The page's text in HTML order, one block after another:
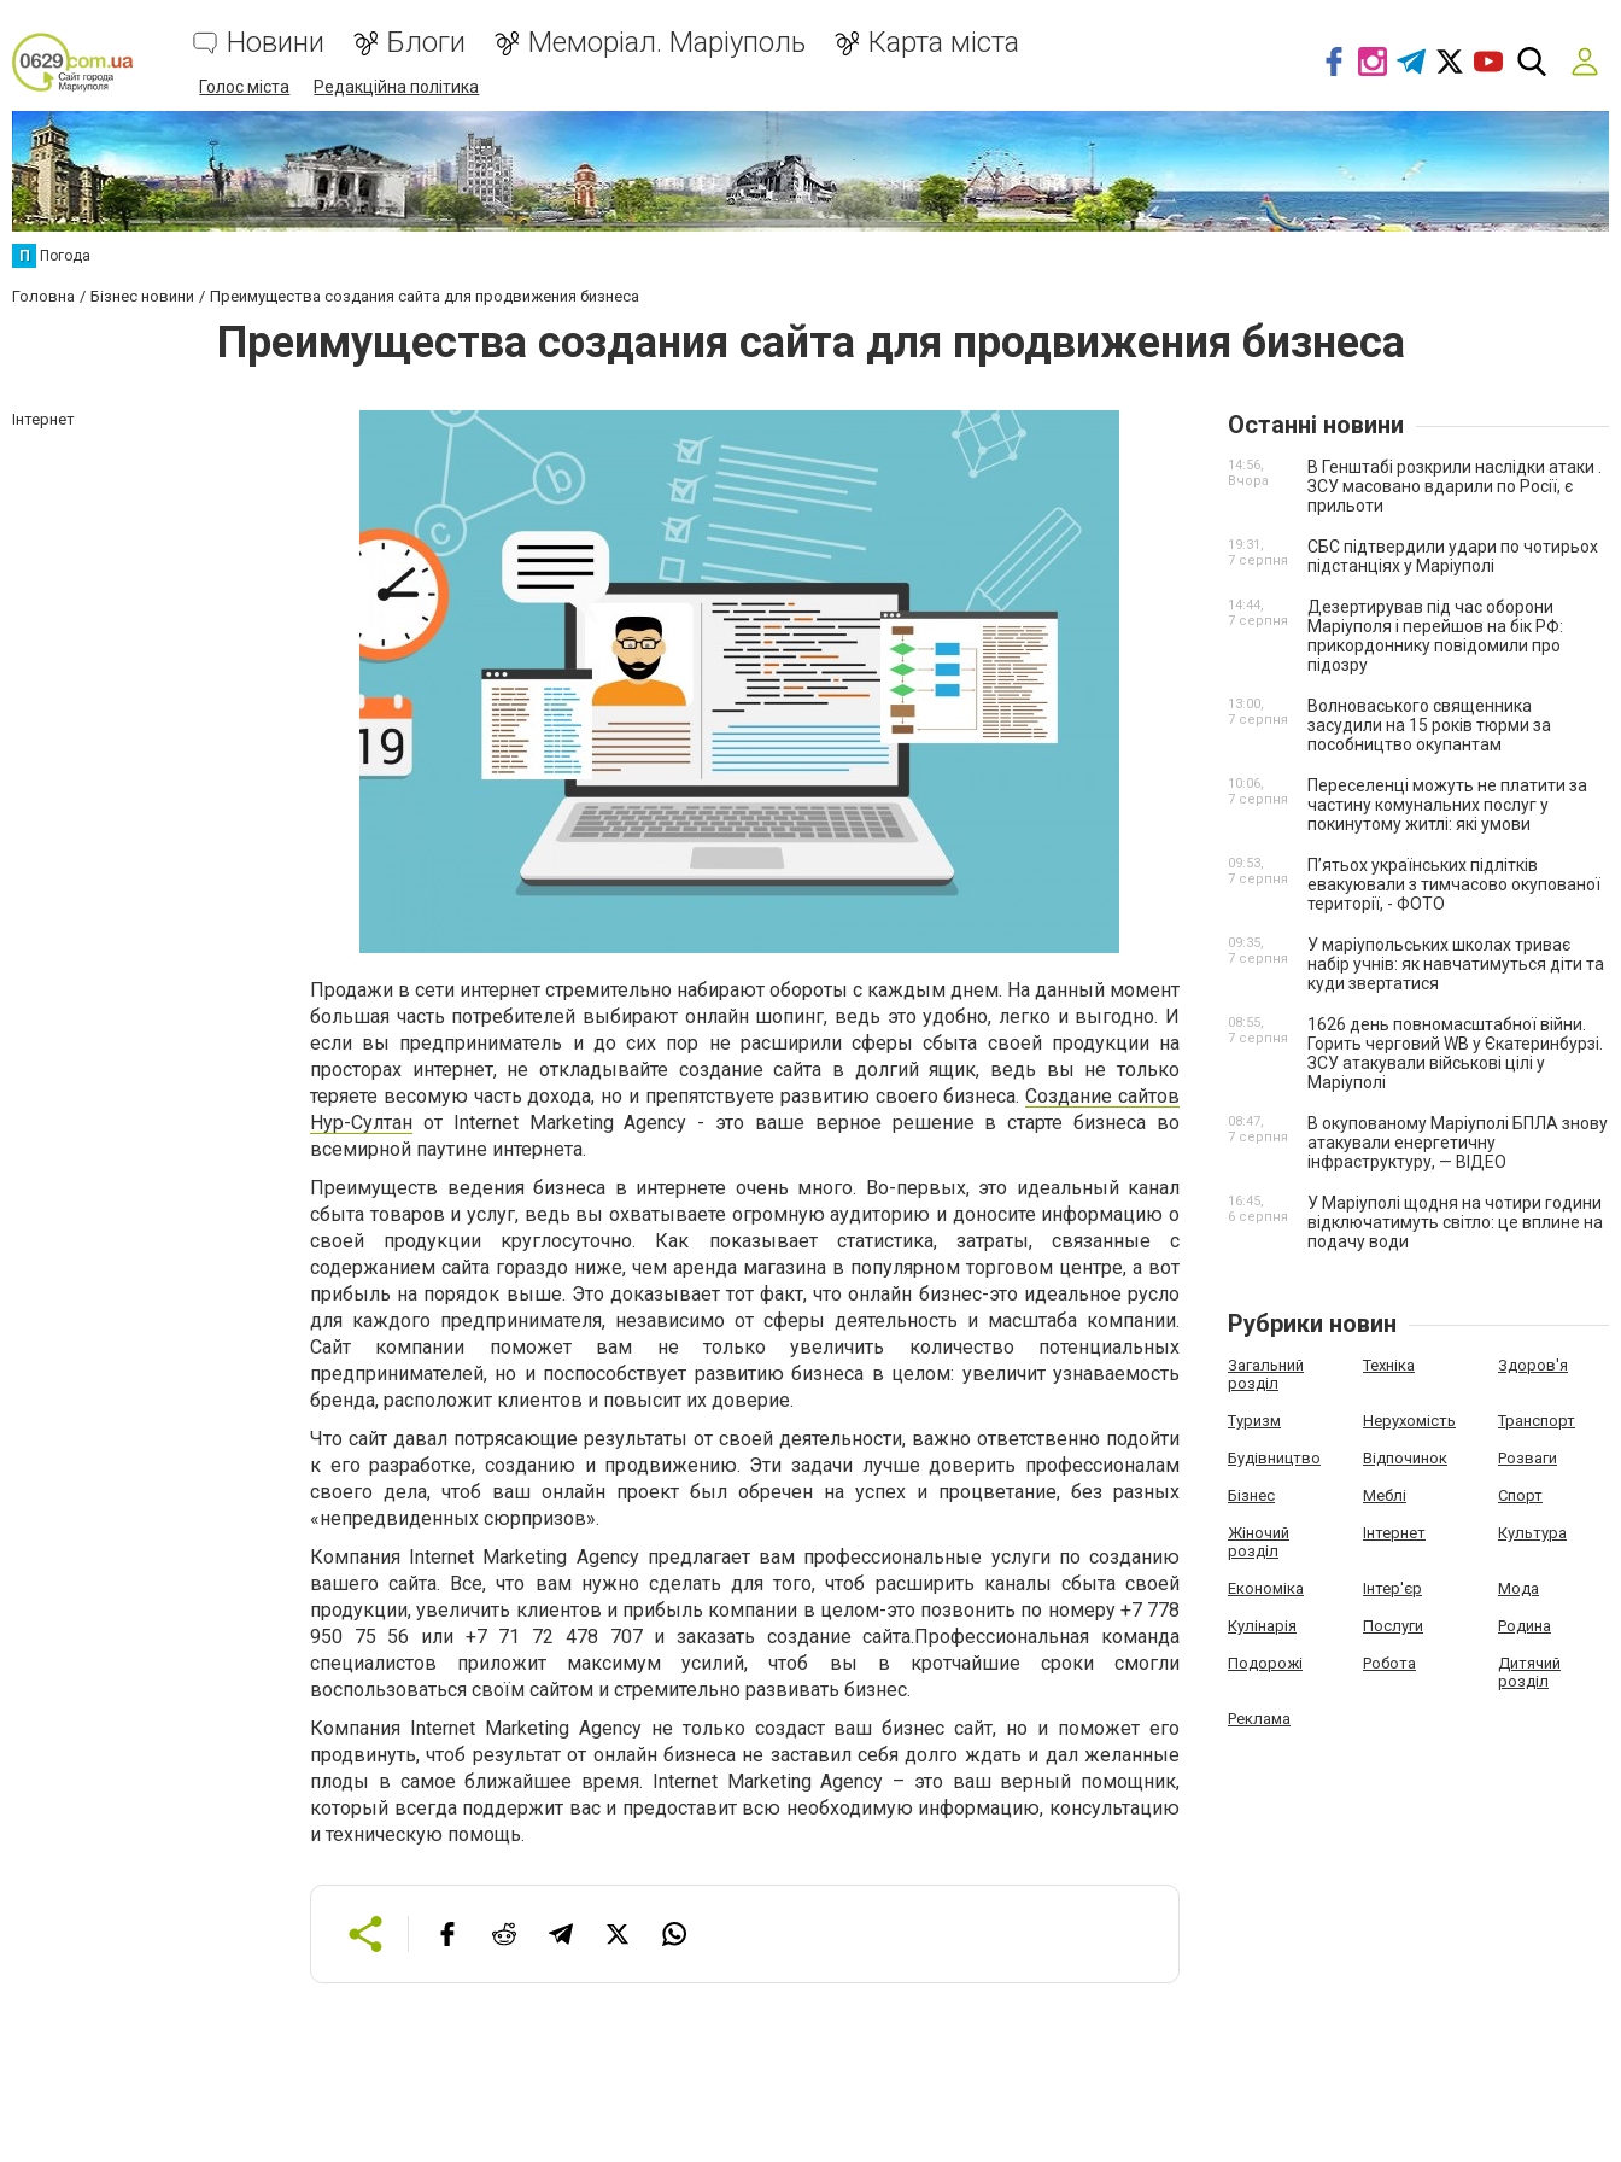
Новини Блоги Меморіал. Маріуполь Карта міста
Голос міста Редакційна політика
П Погода
Головна Бізнес новини Преимущества создания сайта для продвижения бизнеса
Преимущества создания сайта для продвижения бизнеса
Інтернет
Продажи в сети интернет стремительно набирают обороты с каждым днем. На данный момент
большая часть потребителей выбирают онлайн шопинг, ведь это удобно, легко и выгодно. И
если вы предприниматель и до сих пор не расширили сферы сбыта своей продукции на
просторах интернет, не откладывайте создание сайта в долгий ящик, ведь вы не только
теряете весомую часть дохода, но и препятствуете развитию своего бизнеса.Создание сайтов
Нур-Султан от Internet Marketing Agency - это ваше верное решение в старте бизнеса во
всемирной паутине интернета.
Преимуществ ведения бизнеса в интернете очень много. Во-первых, это идеальный канал
сбыта товаров и услуг, ведь вы охватываете огромную аудиторию и доносите информацию о
своей продукции круглосуточно. Как показывает статистика, затраты, связанные с
содержанием сайта гораздо ниже, чем аренда магазина в популярном торговом центре, а вот
прибыль на порядок выше. Это доказывает тот факт, что онлайн бизнес-это идеальное русло
для каждого предпринимателя, независимо от сферы деятельность и масштаба компании.
Сайт компании поможет вам не только увеличить количество потенциальных
предпринимателей, но и поспособствует развитию бизнеса в целом: увеличит узнаваемость
бренда, расположит клиентов и повысит их доверие.
Что сайт давал потрясающие результаты от своей деятельности, важно ответственно подойти
к его разработке, созданию и продвижению. Эти задачи лучше доверить профессионалам
своего дела, чтоб ваш онлайн проект был обречен на успех и процветание, без разных
«непредвиденных сюрпризов».
Компания Internet Marketing Agency предлагает вам профессиональные услуги по созданию
вашего сайта. Все, что вам нужно сделать для того, чтоб расширить каналы сбыта своей
продукции, увеличить клиентов и прибыль компании в целом-это позвонить по номеру +7 778
950 75 56 или +7 71 72 478 707 и заказать создание сайта.Профессиональная команда
специалистов приложит максимум усилий, чтоб вы в кротчайшие сроки смогли
воспользоваться своїм сайтом и стремительно развивать бизнес.
Компания Internet Marketing Agency не только создаст ваш бизнес сайт, но и поможет его
продвинуть, чтоб результат от онлайн бизнеса не заставил себя долго ждать и дал желанные
плоды в самое ближайшее время. Internet Marketing Agency – это ваш верный помощник,
который всегда поддержит вас и предоставит всю необходимую информацию, консультацию
и техническую помощь.
Останні новини
В Генштабі розкрили наслідки атаки .
ЗСУ масовано вдарили по Росії, є
прильоти
14:56,
Вчора
СБС підтвердили удари по чотирьох
підстанціях у Маріуполі
19:31,
7 серпня
Дезертирував під час оборони
Маріуполя і перейшов на бік РФ:
прикордоннику повідомили про
підозру
14:44,
7 серпня
Волноваського священника
засудили на 15 років тюрми за
пособництво окупантам
13:00,
7 серпня
Переселенці можуть не платити за
частину комунальних послуг у
покинутому житлі: які умови
10:06,
7 серпня
П’ятьох українських підлітків
евакуювали з тимчасово окупованої
території, - ФОТО
09:53,
7 серпня
У маріупольських школах триває
набір учнів: як навчатимуться діти та
куди звертатися
09:35,
7 серпня
1626 день повномасштабної війни.
Горить черговий WB у Єкатеринбурзі.
ЗСУ атакували військові цілі у
Маріуполі
08:55,
7 серпня
В окупованому Маріуполі БПЛА знову
атакували енергетичну
інфраструктуру, — ВІДЕО
08:47,
7 серпня
У Маріуполі щодня на чотири години
відключатимуть світло: це вплине на
подачу води
16:45,
6 серпня
Рубрики новин
Загальний
розділ
Техніка Здоров'я
Туризм Нерухомість Транспорт
Будівництво Відпочинок Розваги
Бізнес Меблі Спорт
Жіночий
розділ
Інтернет Культура
Економіка Інтер'єр Мода
Кулінарія Послуги Родина
Подорожі Робота
Дитячий
розділ
Реклама